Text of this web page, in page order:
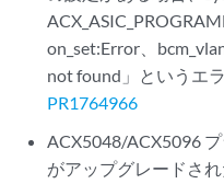
on_set:Error、
not found」というエ
PR1764966
ACX5048/ACX5096
がアップグレードさ